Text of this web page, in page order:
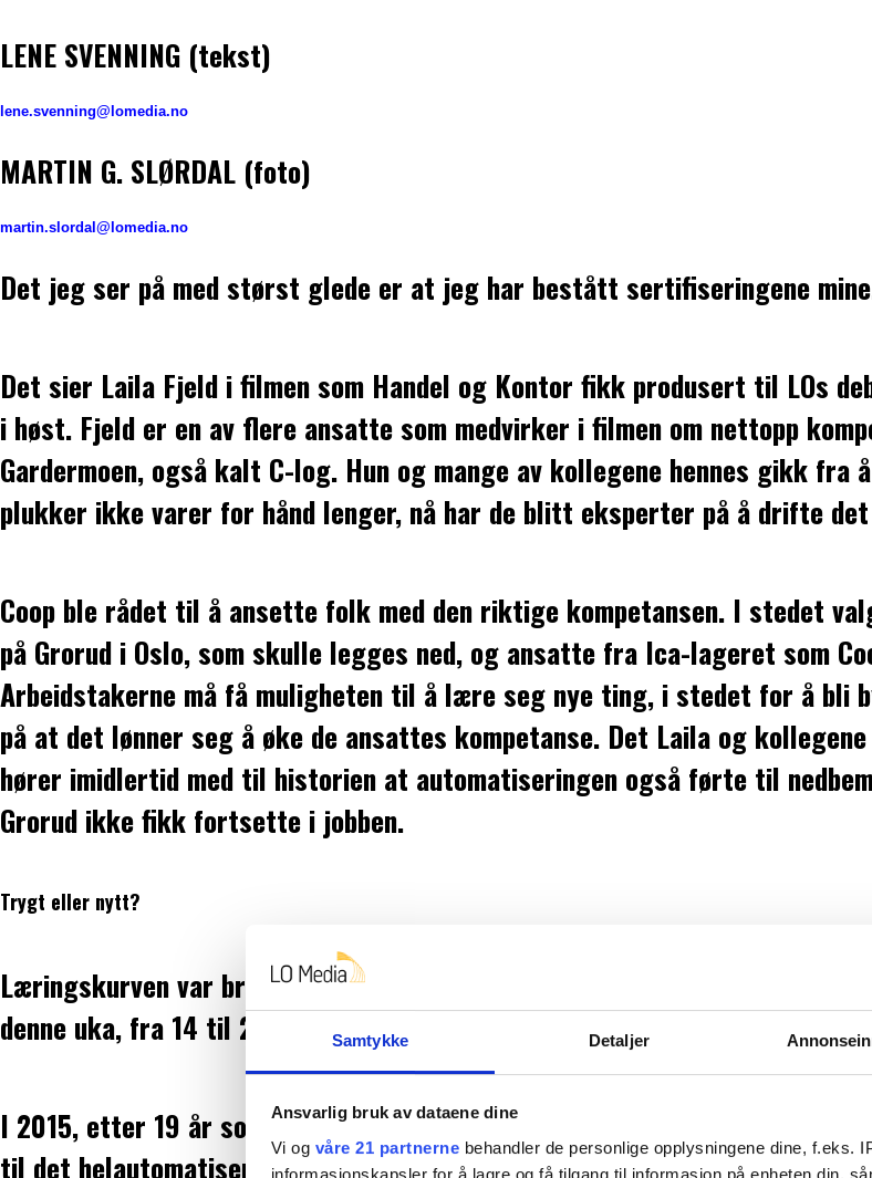
Samtykke Detaljer
Ansvarlig bruk av dataene dine
Vi og våre 21 partnerne behandler de personlige opplysningene dine, f.eks.
informasjonskapsler for å lagre og få tilgang til informasjon på enheten din,
LENE SVENNING (tekst)
lene.svenning@lomedia.no
MARTIN G. SLØRDAL (foto)
martin.slordal@lomedia.no
Det jeg ser på med størst glede er at jeg har bestått sertifiseringene
Det sier Laila Fjeld i filmen som Handel og Kontor fikk produsert til LOs
i høst. Fjeld er en av flere ansatte som medvirker i filmen om nettopp
Gardermoen, også kalt C-log. Hun og mange av kollegene hennes gikk
plukker ikke varer for hånd lenger, nå har de blitt eksperter på å drifte
Coop ble rådet til å ansette folk med den riktige kompetansen. I stedet
på Grorud i Oslo, som skulle legges ned, og ansatte fra Ica-lageret som
Arbeidstakerne må få muligheten til å lære seg nye ting, i stedet for å bli
på at det lønner seg å øke de ansattes kompetanse. Det Laila og
hører imidlertid med til historien at automatiseringen også førte til
Grorud ikke fikk fortsette i jobben.
Trygt eller nytt?
Læringskurven var bratt på veien til å bli driftsoperatør, innrømmer Laila
denne uka, fra 14 til 22, så et intervju på formiddagen har hun tid til.
I 2015, etter 19 år som lagerarbeider i Ica, fikk Laila valget mellom å bli
til det helautomatiserte lageret på Gardermoen.